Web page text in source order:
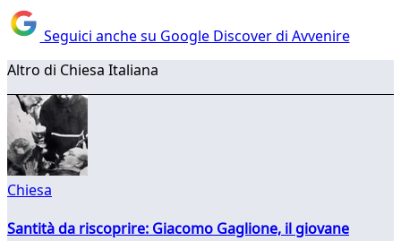
Seguici anche su Google Discover di Avvenire
Altro di Chiesa Italiana
Chiesa
Santità da riscoprire: Giacomo Gaglione, il giovane